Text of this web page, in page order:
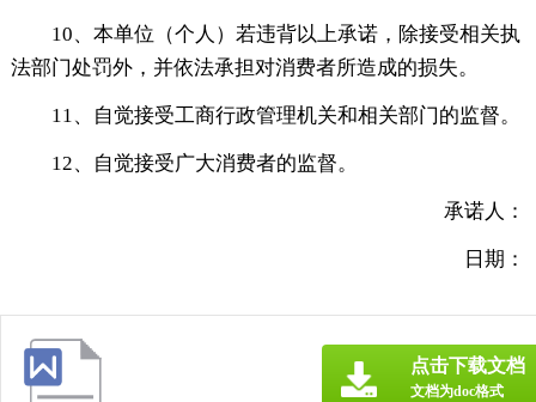
10、本单位（个人）若违背以上承诺，除接受相关执
法部门处罚外，并依法承担对消费者所造成的损失。
11、自觉接受工商行政管理机关和相关部门的监督。
12、自觉接受广大消费者的监督。
承诺人：
日期：
点击下载文档
文档为doc格式